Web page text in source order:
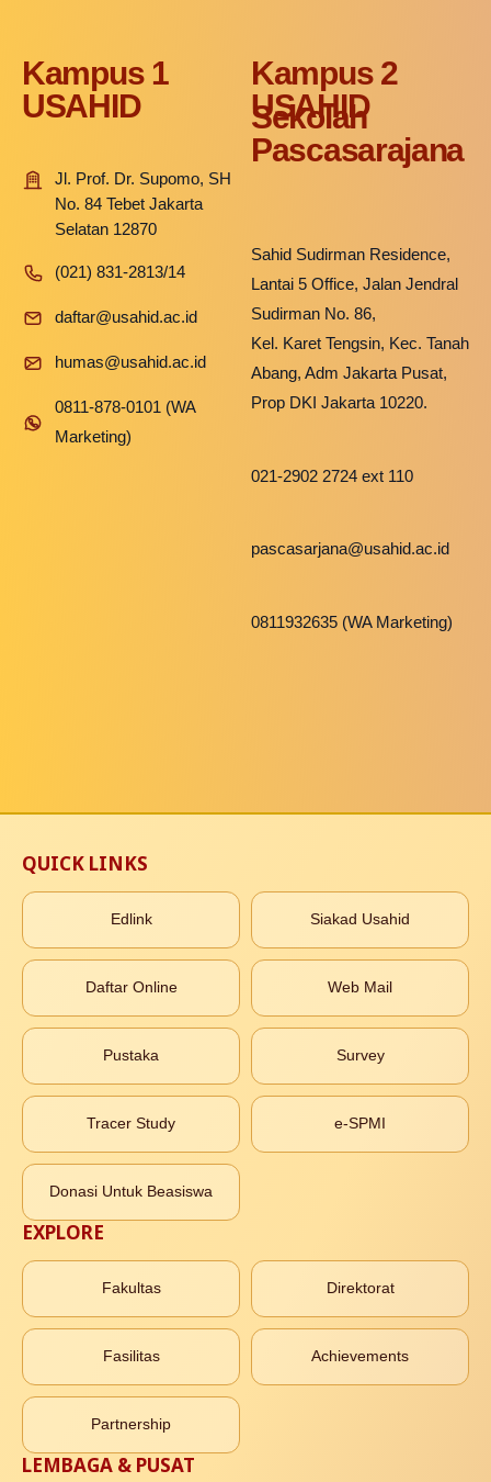
Kampus 1
USAHID
Jl. Prof. Dr. Supomo, SH
No. 84 Tebet Jakarta
Selatan 12870
(021) 831-2813/14
daftar@usahid.ac.id
humas@usahid.ac.id
0811-878-0101 (WA
Marketing)
Kampus 2
USAHID
Sekolah
Pascasarajana
Sahid Sudirman Residence,
Lantai 5 Office, Jalan Jendral
Sudirman No. 86,
Kel. Karet Tengsin, Kec. Tanah
Abang, Adm Jakarta Pusat,
Prop DKI Jakarta 10220.
021-2902 2724 ext 110
pascasarjana@usahid.ac.id
0811932635 (WA Marketing)
QUICK LINKS
Edlink Siakad Usahid
Daftar Online Web Mail
Pustaka Survey
Tracer Study e-SPMI
Donasi Untuk Beasiswa
EXPLORE
Fakultas Direktorat
Fasilitas Achievements
Partnership
LEMBAGA & PUSAT